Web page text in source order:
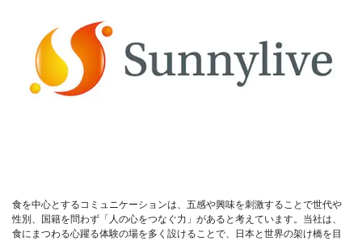
食を中心とするコミュニケーションは、五感や興味を刺激することで世代や
性別、国籍を問わず「人の心をつなぐ力」があると考えています。当社は、
食にまつわる心躍る体験の場を多く設けることで、日本と世界の架け橋を目